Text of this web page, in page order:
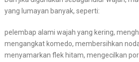
yang lumayan banyak, seperti:
pelembap alami wajah yang kering,
mengangkat komedo, membersihkan
menyamarkan flek hitam, mengecilkan